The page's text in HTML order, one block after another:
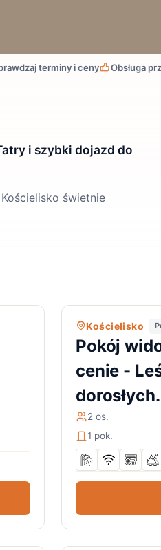
terminy i ceny Obsługa
i szybki dojazd do
świetnie
Kościelisko
Pokój
cenie -
dorosłych.
2 os.
1 pok.